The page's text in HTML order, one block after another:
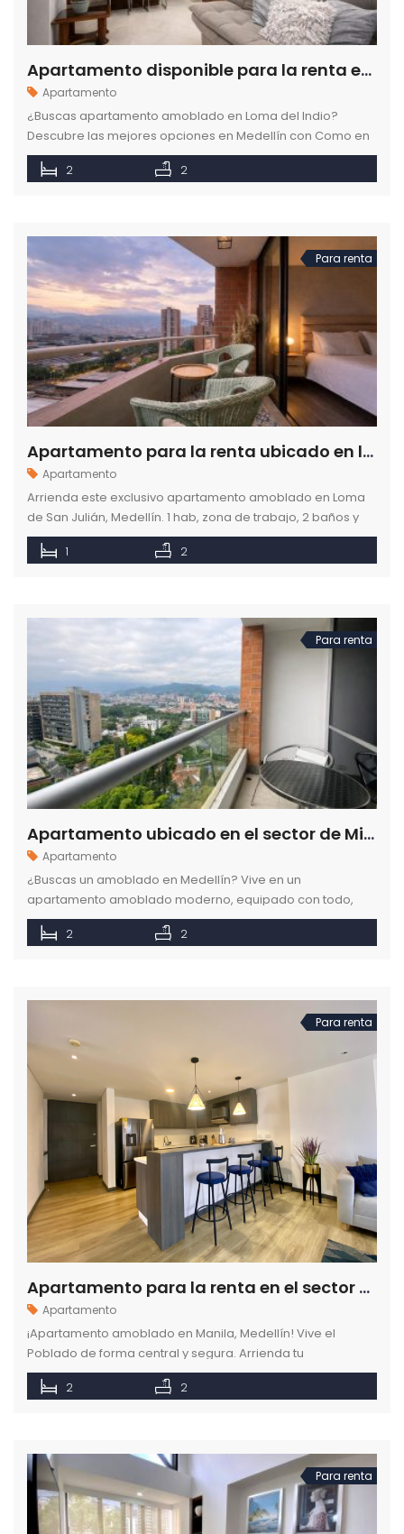
Apartamento disponible para la renta en el sector de La Loma del Indio en Medellín
Apartamento
¿Buscas apartamento amoblado en Loma del Indio?
Descubre las mejores opciones en Medellín con Como en
casa. Espacios cómodos y seguros. ¡Ingresa ya!
2 2
Para renta
Apartamento para la renta ubicado en la Loma de San Julian en Medellín
Apartamento
Arrienda este exclusivo apartamento amoblado en Loma
de San Julián, Medellín. 1 hab, zona de trabajo, 2 baños y
parqueadero. Seguridad 24/7. ¡Reserva en Como en casa!
1 2
Para renta
Apartamento ubicado en el sector de Milla de Oro en la ciudad de Medellín
Apartamento
¿Buscas un amoblado en Medellín? Vive en un
apartamento amoblado moderno, equipado con todo,
con vista increíble en el sector de Milla de Oro en Medellín.
2 2
Para renta
Apartamento para la renta en el sector de Manila en el Poblado en Medellín
Apartamento
¡Apartamento amoblado en Manila, Medellín! Vive el
Poblado de forma central y segura. Arrienda tu
apartamento amoblado con todo incluido. ¡Reserva fácil!
2 2
Para renta